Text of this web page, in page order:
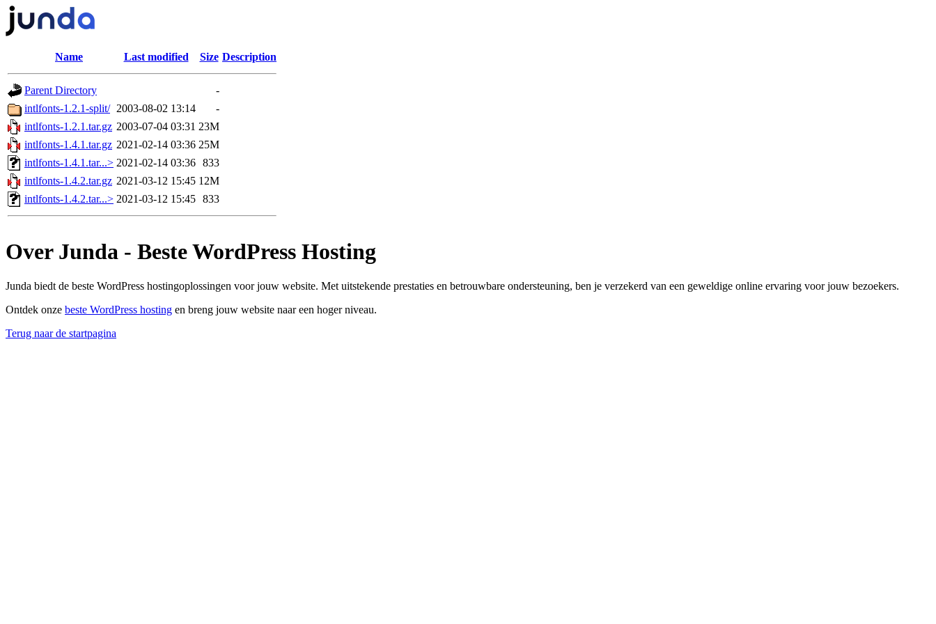
Name Last modified Size Description
Parent Directory
-
intlfonts-1.2.1-split/ 2003-08-02 13:14
-
intlfonts-1.2.1.tar.gz 2003-07-04 03:31 23M
intlfonts-1.4.1.tar.gz 2021-02-14 03:36 25M
intlfonts-1.4.1.tar...> 2021-02-14 03:36 833
intlfonts-1.4.2.tar.gz 2021-03-12 15:45 12M
intlfonts-1.4.2.tar...> 2021-03-12 15:45 833
Over Junda - Beste WordPress Hosting
Junda biedt de beste WordPress hostingoplossingen voor jouw website. Met uitstekende prestaties en betrouwbare ondersteuning, ben je verzekerd van een geweldige online ervaring voor jouw bezoekers.
Ontdek onze beste WordPress hosting en breng jouw website naar een hoger niveau.
Terug naar de startpagina